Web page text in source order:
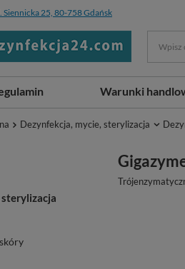
Siennicka 25, 80-758 Gdańsk
Warunki
Dezynfekcja, mycie, sterylizacja